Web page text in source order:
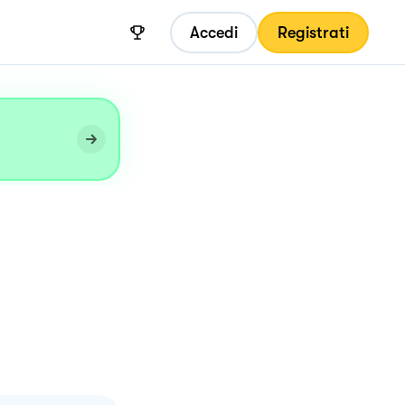
Accedi Registrati